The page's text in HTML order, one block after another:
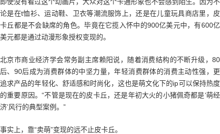
论是在t恤衫、运动鞋、卫衣等潮流服饰上，还是在儿童玩具商店里，皮
卡丘都是不会缺席的角色。毕竟在它揽入怀中的900亿美元中，有600亿
美元都是通过动漫形象授权变现的。
北京市商业经济学会常务副主席赖阳说，随着消费结构的不断升级，80
后、90后成为消费群体的中坚力量，年轻消费群体的消费主动性强，更
追求产品的年轻化、舒适感和时尚化，这也是萌文化下的ip可以保持热度
的重要原因。“不管是现在的皮卡丘，还是年初大火的小猪佩奇都是‘萌经
济’风行的典型案例。”
事实上，靠“卖萌”变现的远不止皮卡丘。